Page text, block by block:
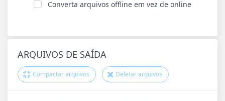
Converta arquivos offline em vez de online
ARQUIVOS DE SAÍDA
Compactar arquivos Deletar arquivos